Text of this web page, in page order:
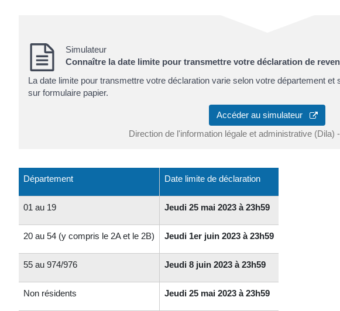
Simulateur
Connaître la date limite pour transmettre votre déclaration de
La date limite pour transmettre votre déclaration varie selon votre département
sur formulaire papier.
Accéder au simulateur
Direction de l'information légale et administrative (Dila)
Département Date limite de déclaration
01 au 19 Jeudi 25 mai 2023 à 23h59
20 au 54 (y compris le 2A et le 2B) Jeudi 1er juin 2023 à 23h59
55 au 974/976 Jeudi 8 juin 2023 à 23h59
Non résidents Jeudi 25 mai 2023 à 23h59